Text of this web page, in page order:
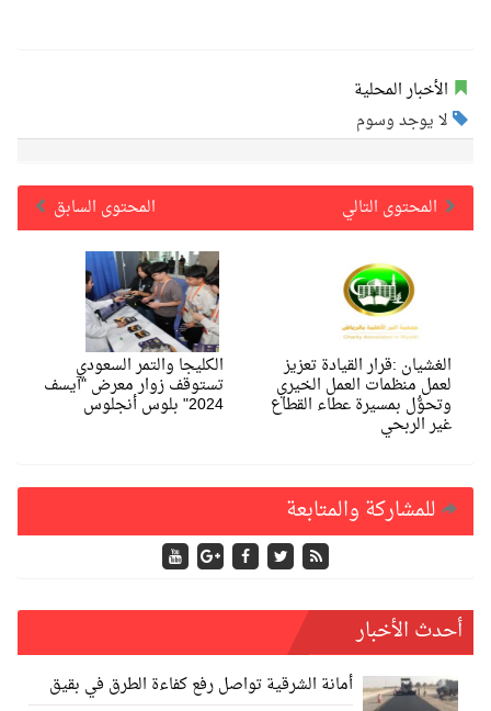
الأخبار المحلية
لا يوجد وسوم
المحتوى السابق المحتوى التالي
الكليجا والتمر السعودي
تستوقف زوار معرض "آيسف
2024" بلوس أنجلوس
الغشيان :قرار القيادة تعزيز
لعمل منظمات العمل الخيري
وتحوُّل بمسيرة عطاء القطاع
غير الربحي
للمشاركة والمتابعة
أحدث الأخبار
أمانة الشرقية تواصل رفع كفاءة الطرق في بقيق